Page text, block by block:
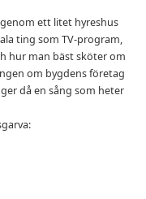
ett litet hyreshus
ting som TV-program,
hur man bäst sköter om
om bygdens företag
då en sång som heter